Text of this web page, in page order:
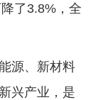
了3.8%，全
源、新材料
兴产业，是